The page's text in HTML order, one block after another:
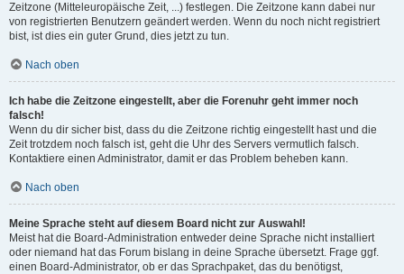
Zeitzone (Mitteleuropäische Zeit, ...) festlegen. Die Zeitzone kann dabei nur
von registrierten Benutzern geändert werden. Wenn du noch nicht registriert
bist, ist dies ein guter Grund, dies jetzt zu tun.
Nach oben
Ich habe die Zeitzone eingestellt, aber die Forenuhr geht immer noch
falsch!
Wenn du dir sicher bist, dass du die Zeitzone richtig eingestellt hast und die
Zeit trotzdem noch falsch ist, geht die Uhr des Servers vermutlich falsch.
Kontaktiere einen Administrator, damit er das Problem beheben kann.
Nach oben
Meine Sprache steht auf diesem Board nicht zur Auswahl!
Meist hat die Board-Administration entweder deine Sprache nicht installiert
oder niemand hat das Forum bislang in deine Sprache übersetzt. Frage ggf.
einen Board-Administrator, ob er das Sprachpaket, das du benötigst,